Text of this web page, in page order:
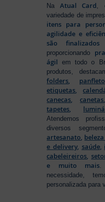
NaAtual Card ,
variedade de
itens para
agilidade e
são
proporcionando
ágil em todo o
produtos,
folders,
etiquetas,
canecas,canetas
tapetes,
Atendemos
diversos
artesanato,
e delivery, saúde,
cabeleireiros,
e muito mais
necessidade,
personalizada para